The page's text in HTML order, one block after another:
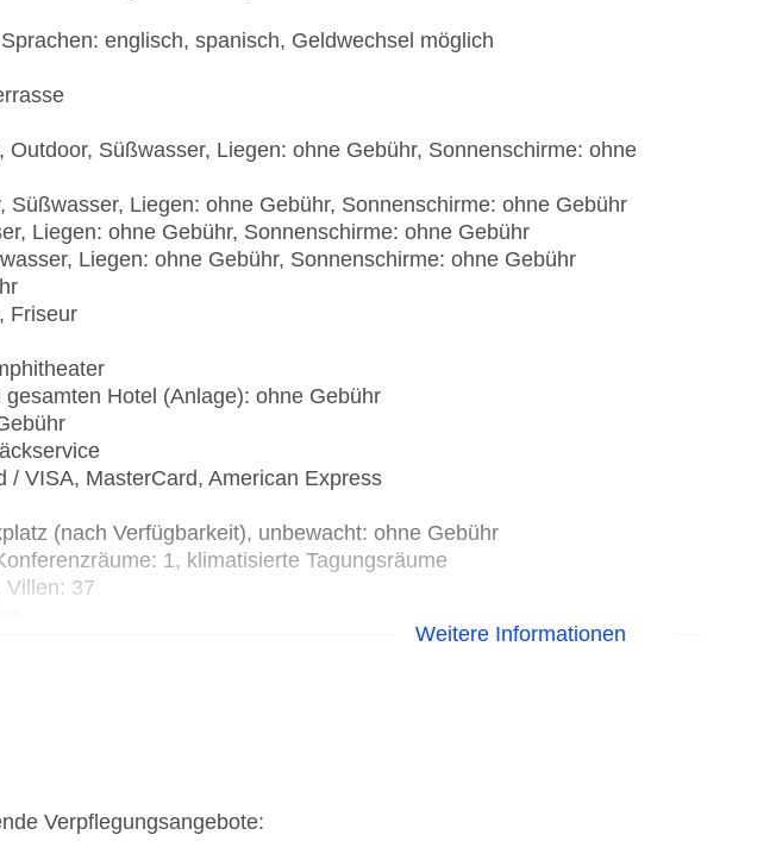
englisch, spanisch, Geldwechsel möglich
Outdoor, Süßwasser, Liegen: ohne Gebühr, Sonnenschirme: ohne
Süßwasser, Liegen: ohne Gebühr, Sonnenschirme: ohne Gebühr
Liegen: ohne Gebühr, Sonnenschirme: ohne Gebühr
Liegen: ohne Gebühr, Sonnenschirme: ohne Gebühr
Friseur
Hotel (Anlage): ohne Gebühr
/ VISA, MasterCard, American Express
(nach Verfügbarkeit), unbewacht: ohne Gebühr
1, klimatisierte Tagungsräume
Villen: 37
Weitere Informationen
Verpflegungsangebote: